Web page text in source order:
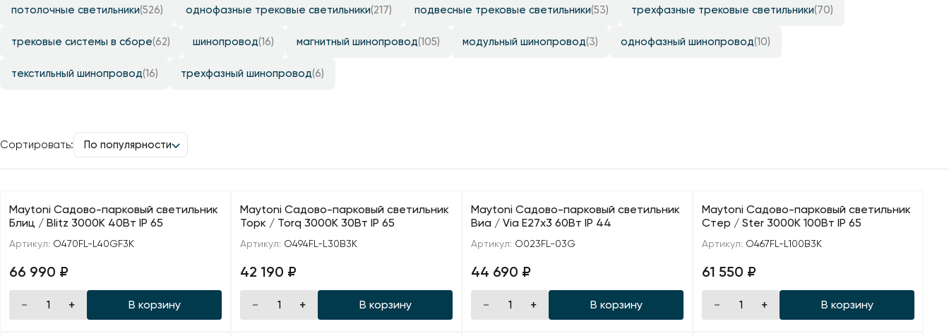
потолочные светильники(526) однофазные трековые светильники(217) подвесные трековые светильники(53) трехфазные трековые светильники(70)
трековые системы в сборе(62) шинопровод(16) магнитный шинопровод(105) модульный шинопровод(3) однофазный шинопровод(10)
текстильный шинопровод(16) трехфазный шинопровод(6)
Сортировать: По популярности
Maytoni Садово-парковый светильник
Блиц / Blitz 3000К 40Вт IP 65
Артикул: O470FL-L40GF3K
66 990 ₽
В корзину
Maytoni Садово-парковый светильник
Торк / Torq 3000К 30Вт IP 65
Артикул: O494FL-L30B3K
42 190 ₽
В корзину
Maytoni Садово-парковый светильник
Виа / Via E27х3 60Вт IP 44
Артикул: O023FL-03G
44 690 ₽
В корзину
Maytoni Садово-парковый светильник
Стер / Ster 3000К 100Вт IP 65
Артикул: O467FL-L100B3K
61 550 ₽
В корзину